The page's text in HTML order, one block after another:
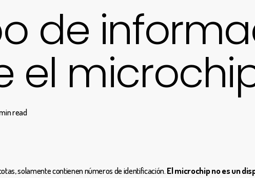
de
el
read
solamente contienen números de identificación.El microchip no es un